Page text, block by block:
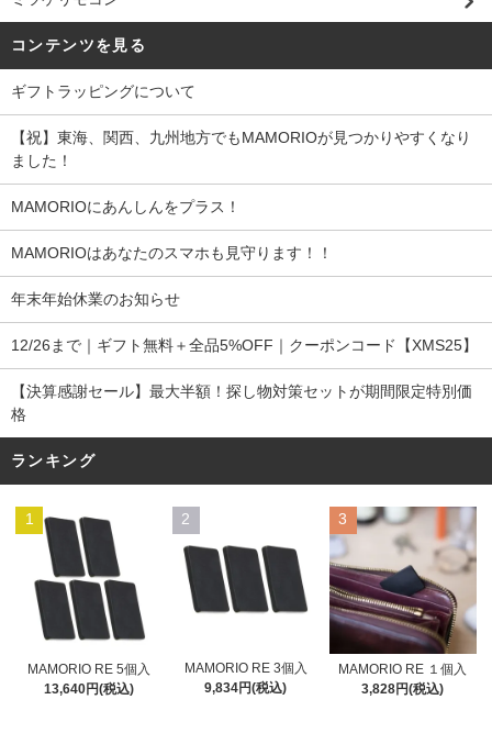
コンテンツを見る
ギフトラッピングについて
【祝】東海、関西、九州地方でもMAMORIOが見つかりやすくなり
ました！
MAMORIOにあんしんをプラス！
MAMORIOはあなたのスマホも見守ります！！
年末年始休業のお知らせ
12/26まで｜ギフト無料＋全品5%OFF｜クーポンコード【XMS25】
【決算感謝セール】最大半額！探し物対策セットが期間限定特別価
格
ランキング
1
MAMORIO RE 5個入
13,640円(税込)
2
MAMORIO RE 3個入
9,834円(税込)
3
MAMORIO RE １個入
3,828円(税込)